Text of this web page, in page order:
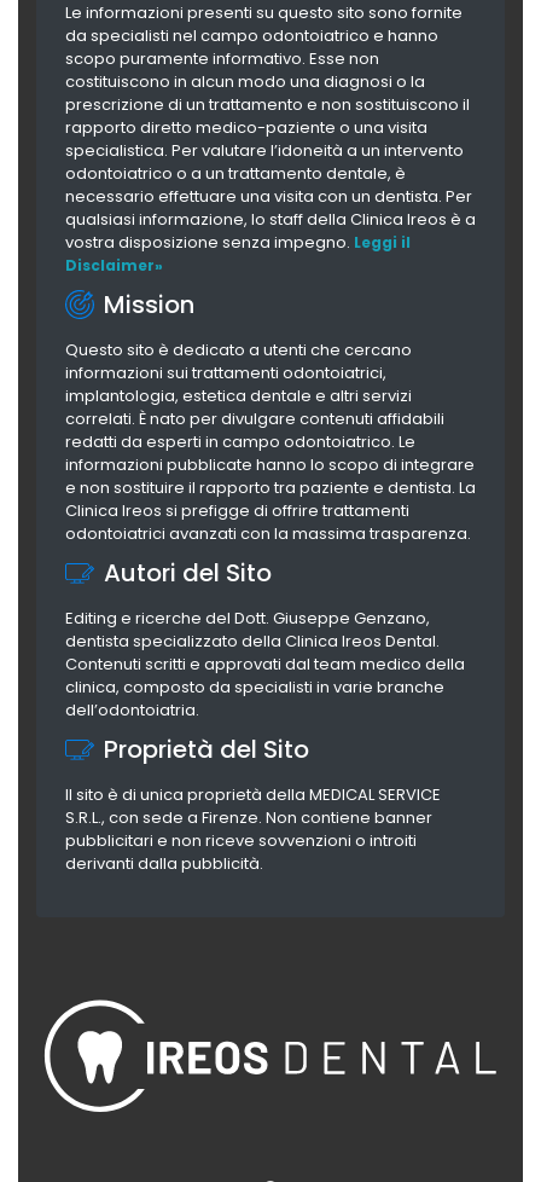
Le informazioni presenti su questo sito sono fornite
da specialisti nel campo odontoiatrico e hanno
scopo puramente informativo. Esse non
costituiscono in alcun modo una diagnosi o la
prescrizione di un trattamento e non sostituiscono il
rapporto diretto medico-paziente o una visita
specialistica. Per valutare l’idoneità a un intervento
odontoiatrico o a un trattamento dentale, è
necessario effettuare una visita con un dentista. Per
qualsiasi informazione, lo staff della Clinica Ireos è a
vostra disposizione senza impegno. Leggi il
Disclaimer»
Mission
Questo sito è dedicato a utenti che cercano
informazioni sui trattamenti odontoiatrici,
implantologia, estetica dentale e altri servizi
correlati. È nato per divulgare contenuti affidabili
redatti da esperti in campo odontoiatrico. Le
informazioni pubblicate hanno lo scopo di integrare
e non sostituire il rapporto tra paziente e dentista. La
Clinica Ireos si prefigge di offrire trattamenti
odontoiatrici avanzati con la massima trasparenza.
Autori del Sito
Editing e ricerche del Dott. Giuseppe Genzano,
dentista specializzato della Clinica Ireos Dental.
Contenuti scritti e approvati dal team medico della
clinica, composto da specialisti in varie branche
dell’odontoiatria.
Proprietà del Sito
Il sito è di unica proprietà della MEDICAL SERVICE
S.R.L., con sede a Firenze. Non contiene banner
pubblicitari e non riceve sovvenzioni o introiti
derivanti dalla pubblicità.